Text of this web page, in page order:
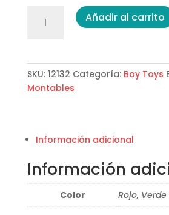
caminador
Añadir al carrito
SKU: 12132 Categoría: Boy Toys
Montables
Información adicional
Información
Color Rojo, Verde